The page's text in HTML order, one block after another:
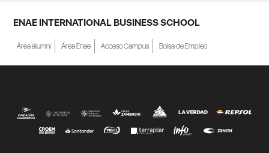
ENAE INTERNATIONAL BUSINESS SCHOOL
Área alumni Área Enae Acceso Campus Bolsa de Empleo